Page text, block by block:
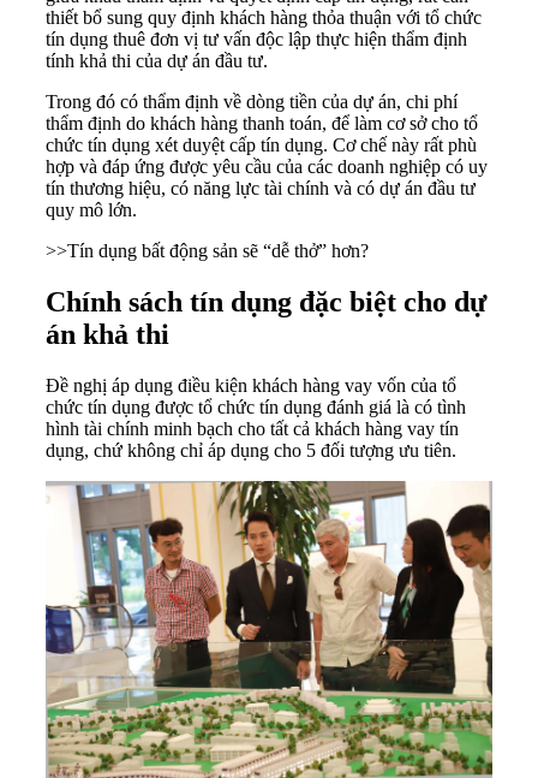
thiết bổ sung quy định khách hàng thỏa thuận với tổ chức
tín dụng thuê đơn vị tư vấn độc lập thực hiện thẩm định
tính khả thi của dự án đầu tư.
Trong đó có thẩm định về dòng tiền của dự án, chi phí
thẩm định do khách hàng thanh toán, để làm cơ sở cho tổ
chức tín dụng xét duyệt cấp tín dụng. Cơ chế này rất phù
hợp và đáp ứng được yêu cầu của các doanh nghiệp có uy
tín thương hiệu, có năng lực tài chính và có dự án đầu tư
quy mô lớn.
>>Tín dụng bất động sản sẽ “dễ thở” hơn?
Chính sách tín dụng đặc biệt cho dự
án khả thi
Đề nghị áp dụng điều kiện khách hàng vay vốn của tổ
chức tín dụng được tổ chức tín dụng đánh giá là có tình
hình tài chính minh bạch cho tất cả khách hàng vay tín
dụng, chứ không chỉ áp dụng cho 5 đối tượng ưu tiên.